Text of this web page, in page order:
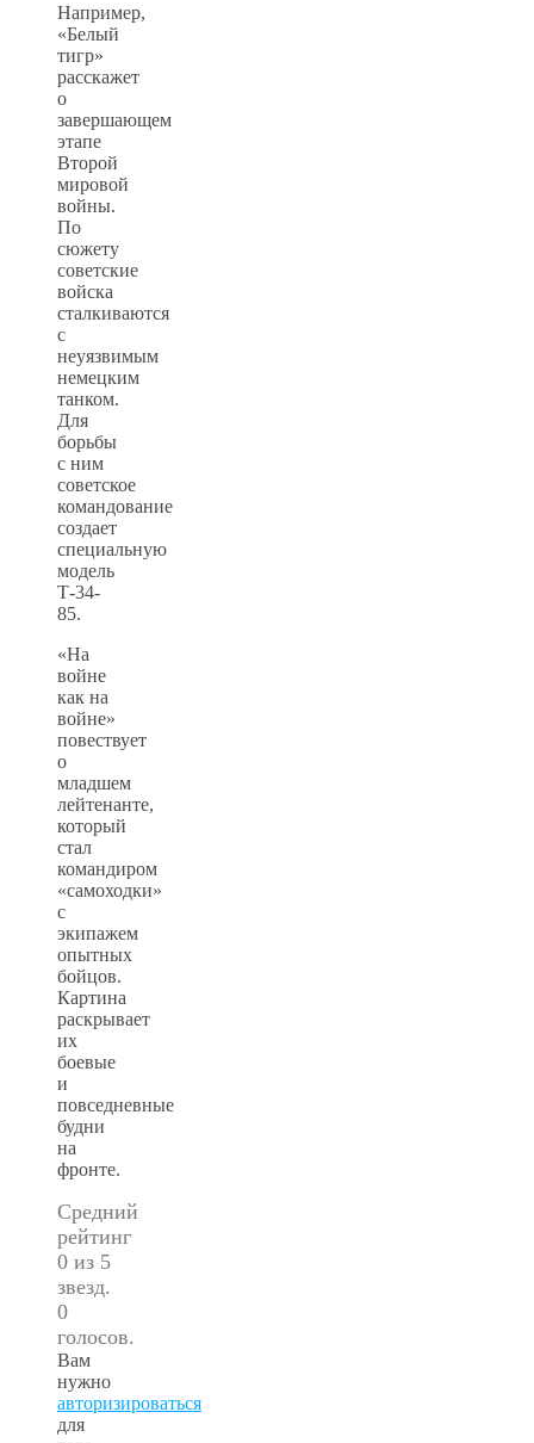
Например,
«Белый
тигр»
расскажет
о
завершающем
этапе
Второй
мировой
войны.
По
сюжету
советские
войска
сталкиваются
с
неуязвимым
немецким
танком.
Для
борьбы
с ним
советское
командование
создает
специальную
модель
Т-34-
85.
«На
войне
как на
войне»
повествует
о
младшем
лейтенанте,
который
стал
командиром
«самоходки»
с
экипажем
опытных
бойцов.
Картина
раскрывает
их
боевые
и
повседневные
будни
на
фронте.
Средний
рейтинг
0 из 5
звезд.
0
голосов.
Вам
нужно
авторизироваться
для